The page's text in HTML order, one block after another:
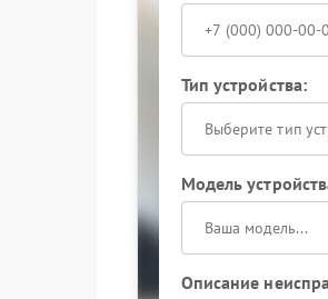
Тип устройства:
Выберите тип
Модель
Описание